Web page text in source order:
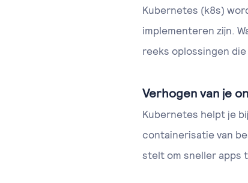
Kubernetes (k8s)
implementeren zijn.
reeks oplossingen
Verhogen van je
Kubernetes helpt je
containerisatie van
stelt om sneller apps